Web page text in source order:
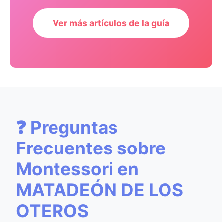
Ver más artículos de la guía
❓ Preguntas
Frecuentes sobre
Montessori en
MATADEÓN DE LOS
OTEROS